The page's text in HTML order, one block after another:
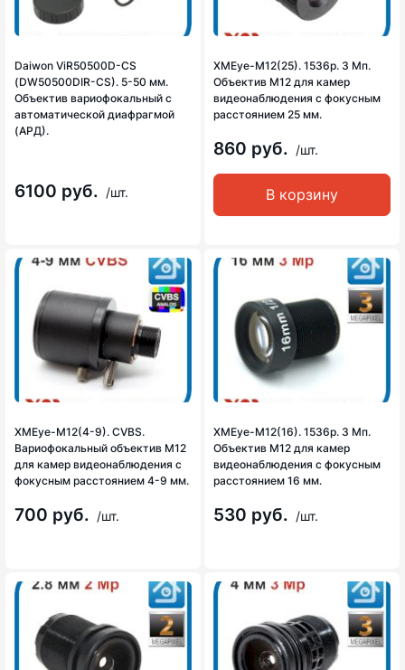
Daiwon ViR50500D-CS
(DW50500DIR-CS). 5-50 мм.
Объектив вариофокальный с
автоматической диафрагмой
(АРД).
6100 руб. /шт.
XMEye-M12(25). 1536p. 3 Мп.
Объектив М12 для камер
видеонаблюдения с фокусным
расстоянием 25 мм.
860 руб. /шт.
В корзину
XMEye-М12(4-9). CVBS.
Вариофокальный объектив М12
для камер видеонаблюдения с
фокусным расстоянием 4-9 мм.
700 руб. /шт.
XMEye-M12(16). 1536p. 3 Мп.
Объектив М12 для камер
видеонаблюдения с фокусным
расстоянием 16 мм.
530 руб. /шт.